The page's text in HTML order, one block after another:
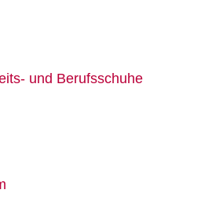
und Berufsschuhe